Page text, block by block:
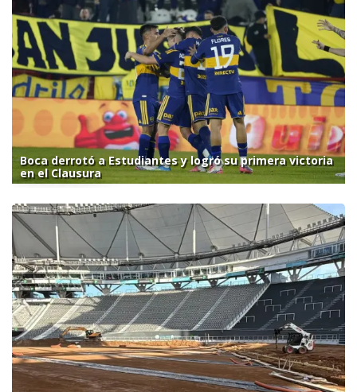
Boca derrotó a Estudiantes y logró su primera victoria
en el Clausura